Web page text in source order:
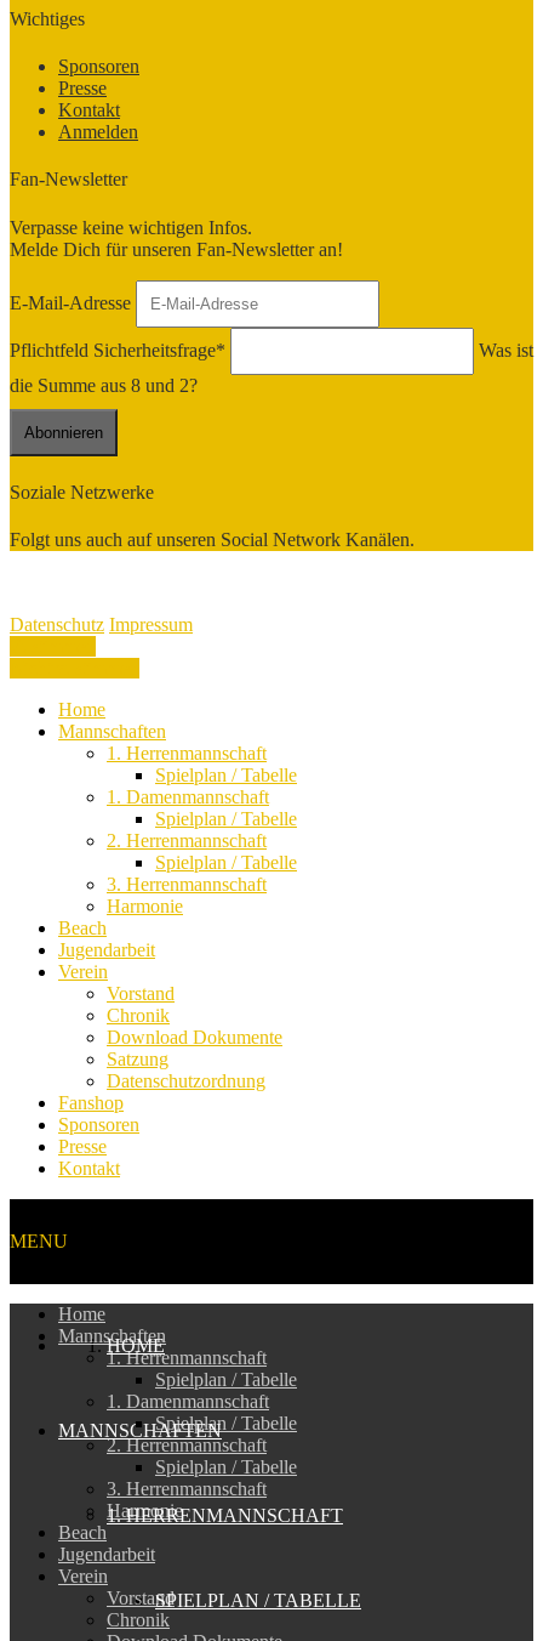
Wichtiges
Sponsoren
Presse
Kontakt
Anmelden
Fan-Newsletter
Verpasse keine wichtigen Infos.
Melde Dich für unseren Fan-Newsletter an!
E-Mail-Adresse
Pflichtfeld Sicherheitsfrage*
Was ist
die Summe aus 8 und 2?
Soziale Netzwerke
Folgt uns auch auf unseren Social Network Kanälen.
Datenschutz Impressum
Home
Mannschaften
1. Herrenmannschaft
Spielplan / Tabelle
1. Damenmannschaft
Spielplan / Tabelle
2. Herrenmannschaft
Spielplan / Tabelle
3. Herrenmannschaft
Harmonie
Beach
Jugendarbeit
Verein
Vorstand
Chronik
Download Dokumente
Satzung
Datenschutzordnung
Fanshop
Sponsoren
Presse
Kontakt
MENU
HOME
MANNSCHAFTEN
1. HERRENMANNSCHAFT
SPIELPLAN / TABELLE
Home
Mannschaften
1. Herrenmannschaft
Spielplan / Tabelle
1. Damenmannschaft
Spielplan / Tabelle
2. Herrenmannschaft
Spielplan / Tabelle
3. Herrenmannschaft
Harmonie
Beach
Jugendarbeit
Verein
Vorstand
Chronik